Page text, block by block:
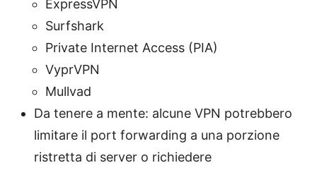
ExpressVPN
Surfshark
Private Internet Access (PIA)
VyprVPN
Mullvad
Da tenere a mente: alcune VPN potrebbero
limitare il port forwarding a una porzione
ristretta di server o richiedere